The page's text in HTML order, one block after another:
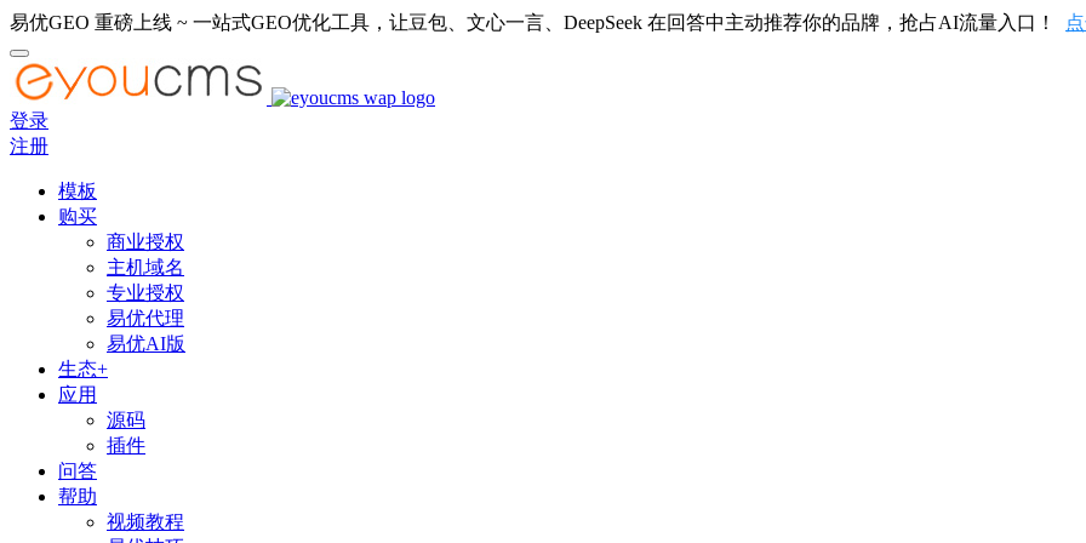
易优GEO 重磅上线 ~ 一站式GEO优化工具，让豆包、文心一言、DeepSeek 在回答中主动推荐你的品牌，抢占AI流量入口！
登录
注册
模板
购买
商业授权
主机域名
专业授权
易优代理
易优AI版
生态+
应用
源码
插件
问答
帮助
视频教程